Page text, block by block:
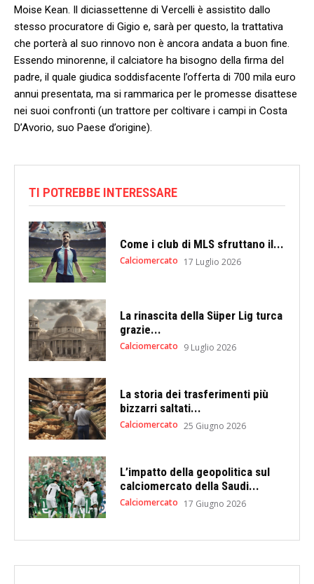
Moise Kean. Il diciassettenne di Vercelli è assistito dallo
stesso procuratore di Gigio e, sarà per questo, la trattativa
che porterà al suo rinnovo non è ancora andata a buon fine.
Essendo minorenne, il calciatore ha bisogno della firma del
padre, il quale giudica soddisfacente l’offerta di 700 mila euro
annui presentata, ma si rammarica per le promesse disattese
nei suoi confronti (un trattore per coltivare i campi in Costa
D’Avorio, suo Paese d’origine).
TI POTREBBE INTERESSARE
Come i club di MLS sfruttano il...
Calciomercato 17 Luglio 2026
La rinascita della Süper Lig turca
grazie...
Calciomercato 9 Luglio 2026
La storia dei trasferimenti più
bizzarri saltati...
Calciomercato 25 Giugno 2026
L’impatto della geopolitica sul
calciomercato della Saudi...
Calciomercato 17 Giugno 2026